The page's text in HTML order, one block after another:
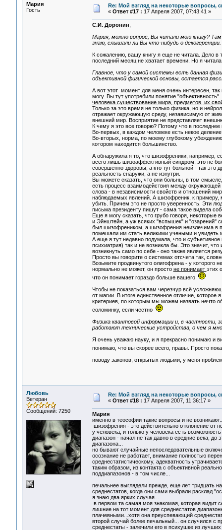
Мария
Гость
Re: Мой взгляд на некоторые вопросы,
« Ответ #17 : 17 Апреля 2007, 07:43:41 »
С.И. Доронин
Мария, можно вопрос, Вы читали мою книгу?
знаю, слышали ли Вы что-нибудь о декогеренции.
К сожалению, вашу книгу я еще не читала. Дело в
последний месяц не хватает времени. Но я
Главное, что у самой системы есть данная
объективной физической основы, остается
А вот этот момент для меня очень интересен,
могу. Вы тут употребили понятие
человека существование мира, предметов, их
Только за это время не только физика, но и
отражает окружающую среду, независимую от
внешний мир. Восприятие не представляет
К чему я это все говорю? Потому что в
Во-первых, в каждом человеке есть некое
Во-вторых, норма, по моему глубокому
котором находится большинство.
А обнаружила я то, что шизофреники, например,
всего лишь шизоаффективный синдром, это не
совершенно здоровы, а кто тут больной - так это
реальность снаружи, а не изнутри.
Вы можете сказать, что они больны, в том
есть процесс взаимодействия между
слова - в независимости свойств и отношений
наблюдаемых явлений. А шизофреник, к примеру,
убить. Причем это не просто уверенность. Эти
письма президенту пишут - сама такое видела
Еще я могу сказать, что грубо говоря, некоторые
и Эйнштейн, а уж всяких "вспышек" и "озарений"
был шизофреником, а шизофрения неизлечима в
помешали им стать великими учеными и увидеть
А еще я тут недавно подумала, что и
психиатрия) так и не возникла бы. Это значит,
возникнуть само по себе - оно также является
Просто вы говорите о системах отсчета так,
Возьмите продвинутого олигофрена - у которого
нормально не может, он просто не понимает этих
что он понимает гораздо больше вашего
Чтобы не показаться вам черезчур всё
от магии. В итоге единственное отличие,
критериев, по которым мы можем назвать нечто
соломинку, если честно
Физика квантовой информации и, в частности,
работают технические устройства, о чем я
Я очень уважаю науку, и я прекрасно понимаю и
понимаю, что вы скорее всего, правы. Просто
поводу законов, открытых людьми, у меня
Любовь
Ветеран
Сообщений: 7250
Re: Мой взгляд на некоторые вопросы,
« Ответ #18 : 17 Апреля 2007, 11:36:17 »
Мария
именно в теософии такие вопросы и не
шизофрения - это действительно отклонение от
у человека, и только у человека есть
диапазон - начал не так давно в средние века, до
диапазона...
но бывают случайные непоследовательные
осознание не работает, внимание полностью
среднестатистическому, адекватность
таким образом, из контакта с объективной
поддиапазонов - в том числе...
печальнее выглядели прежде, еще лет тридцать
среднестатов, когда они сами выбрали расклад
я знаю два ярких случая...
в первом та самая моя знакомая, которая видит
лишние на тот момент для среднестатов
плачевными...хотя она преуспевающий
второй случай более печальный... он случился с
среднестаты - залечили его в психушке из